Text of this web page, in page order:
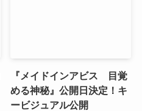
『メイドインアビス 目覚
める神秘』公開日決定！キ
ービジュアル公開